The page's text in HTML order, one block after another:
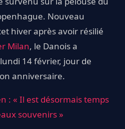
Nouveau
hiver après avoir résilié
Milan, le Danois a
14 février, jour de
anniversaire.
: « Il est désormais temps
souvenirs »